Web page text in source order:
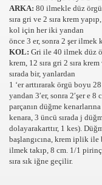
ARKA: 80 ilmekle düz örgü
sıra gri ve 2 sıra krem
kol için her iki yandan
önce 3 er, sonra 2 şer ilmek
KOL: Gri ile 40 ilmek düz
krem, 12 sıra gri 2 sıra
sırada bir, yanlardan
1 ‘er arttırarak örgü boyu
yandan 3′er, sonra 2′şer e
parçanın düğme
kenara, 3 üncü sırada j
dolayarakarttır, 1 kes).
başlangıcına, krem iplik ile
ilmek takıp, 8 cm. 1/1
sıra sık iğne geçilir.